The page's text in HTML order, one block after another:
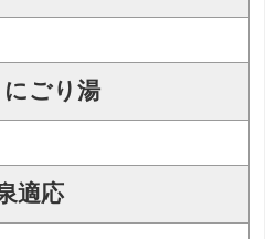
ごり湯
適応